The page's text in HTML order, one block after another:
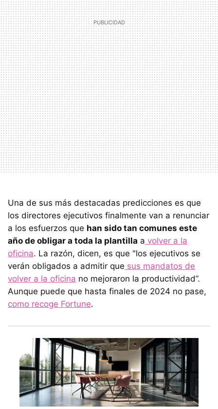
Una de sus más destacadas predicciones es que
los directores ejecutivos finalmente van a renunciar
a los esfuerzos que han sido tan comunes este
año de obligar a toda la plantilla a volver a la
oficina. La razón, dicen, es que "los ejecutivos se
verán obligados a admitir que sus mandatos de
volver a la oficina no mejoraron la productividad”.
Aunque puede que hasta finales de 2024 no pase,
como recoge Fortune.